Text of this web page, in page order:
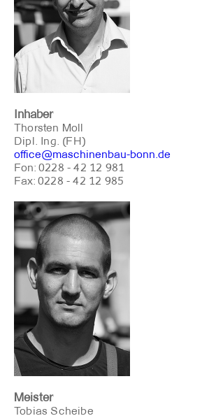
Inhaber
Thorsten Moll
Dipl. Ing. (FH)
office@maschinenbau-bonn.de
Fon: 0228 - 42 12 981
Fax: 0228 - 42 12 985
Meister
Tobias Scheibe